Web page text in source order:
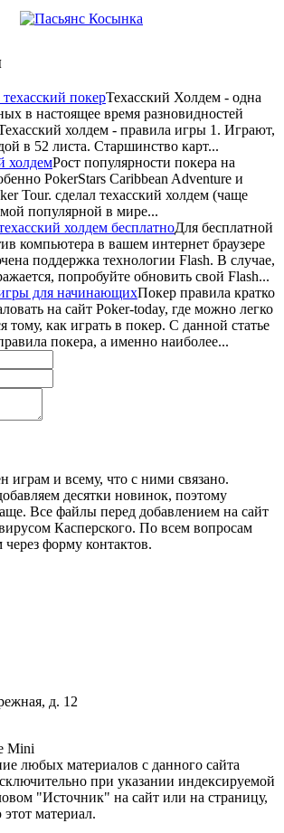
Техасский Холдем - одна
в настоящее время разновидностей
холдем - правила игры 1. Играют,
в 52 листа. Старшинство карт...
Рост популярности покера на
PokerStars Caribbean Adventure и
Tour. сделал техасский холдем (чаще
популярной в мире...
Для бесплатной
компьютера в вашем интернет браузере
поддержка технологии Flash. В случае,
попробуйте обновить свой Flash...
Покер правила кратко
на сайт Poker-today, где можно легко
тому, как играть в покер. С данной статье
покера, а именно наиболее...
играм и всему, что с ними связано.
десятки новинок, поэтому
Все файлы перед добавлением на сайт
Касперского. По всем вопросам
форму контактов.
д. 12
Mini
любых материалов с данного сайта
при указании индексируемой
"Источник" на сайт или на страницу,
материал.